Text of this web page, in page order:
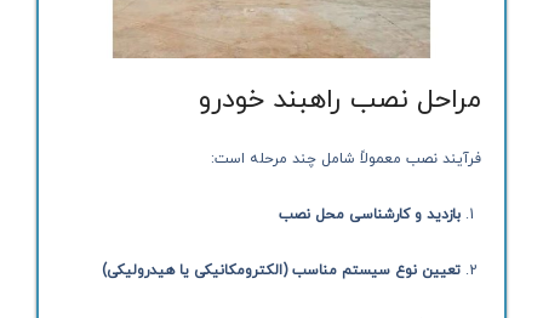
مراحل نصب راهبند خودرو
فرآیند نصب معمولاً شامل چند مرحله است:
بازدید و کارشناسی محل نصب
تعیین نوع سیستم مناسب (الکترومکانیکی یا هیدرولیکی)